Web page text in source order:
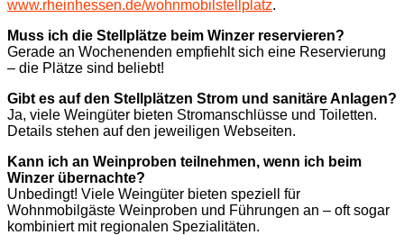
www.rheinhessen.de/wohnmobilstellplatz.
Muss ich die Stellplätze beim Winzer reservieren?
Gerade an Wochenenden empfiehlt sich eine Reservierung
– die Plätze sind beliebt!
Gibt es auf den Stellplätzen Strom und sanitäre Anlagen?
Ja, viele Weingüter bieten Stromanschlüsse und Toiletten.
Details stehen auf den jeweiligen Webseiten.
Kann ich an Weinproben teilnehmen, wenn ich beim
Winzer übernachte?
Unbedingt! Viele Weingüter bieten speziell für
Wohnmobilgäste Weinproben und Führungen an – oft sogar
kombiniert mit regionalen Spezialitäten.